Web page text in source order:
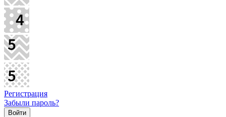
Регистрация
Забыли пароль?